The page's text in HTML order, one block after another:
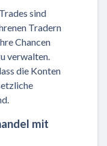
sind
Tradern
Chancen
verwalten.
die Konten
mit